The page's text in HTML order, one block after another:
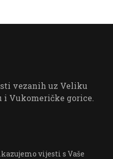
vezanih uz Veliku
i Vukomeričke gorice.
vijesti s Vaše